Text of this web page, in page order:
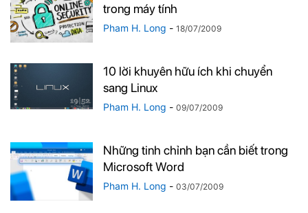
trong máy tính
Pham H. Long - 18/07/2009
10 lời khuyên hữu ích khi chuyển
sang Linux
Pham H. Long - 09/07/2009
Những tinh chỉnh bạn cần biết trong
Microsoft Word
Pham H. Long - 03/07/2009